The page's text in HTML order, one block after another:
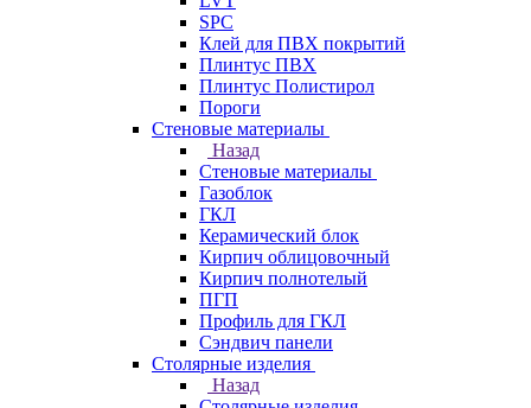
SPC
Клей для ПВХ покрытий
Плинтус ПВХ
Плинтус Полистирол
Пороги
Стеновые материалы
Назад
Стеновые материалы
Газоблок
ГКЛ
Керамический блок
Кирпич облицовочный
Кирпич полнотелый
ПГП
Профиль для ГКЛ
Сэндвич панели
Столярные изделия
Назад